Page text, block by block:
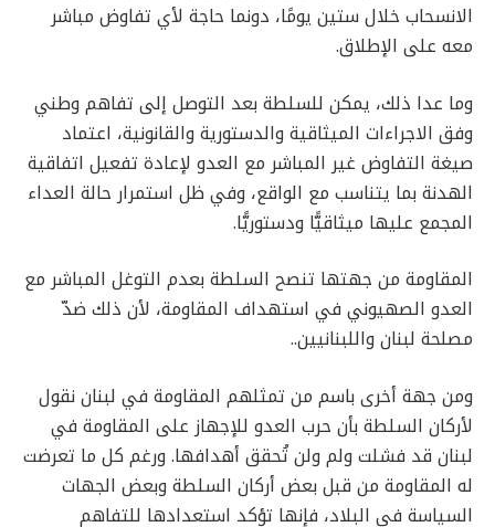
الانسحاب خلال ستين يومًا، دونما حاجة لأي تفاوض مباشر
معه على الإطلاق.
وما عدا ذلك، يمكن للسلطة بعد التوصل إلى تفاهم وطني
وفق الاجراءات الميثاقية والدستورية والقانونية، اعتماد
صيغة التفاوض غير المباشر مع العدو لإعادة تفعيل اتفاقية
الهدنة بما يتناسب مع الواقع، وفي ظل استمرار حالة العداء
المجمع عليها ميثاقيًّا ودستوريًّا.
المقاومة من جهتها تنصح السلطة بعدم التوغل المباشر مع
العدو الصهيوني في استهداف المقاومة، لأن ذلك ضدّ
مصلحة لبنان واللبنانيين..
ومن جهة أخرى باسم من تمثلهم المقاومة في لبنان نقول
لأركان السلطة بأن حرب العدو للإجهاز على المقاومة في
لبنان قد فشلت ولم ولن تُحقق أهدافها. ورغم كل ما تعرضت
له المقاومة من قبل بعض أركان السلطة وبعض الجهات
السياسة في البلاد، فإنها تؤكد استعدادها للتفاهم